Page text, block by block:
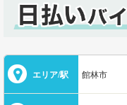
エリア/駅 館林市